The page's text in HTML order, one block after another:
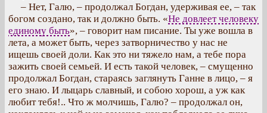
– Нет, Галю, – продолжал Богдан, удерживая ее, – так
богом создано, так и должно быть. «Не довлеет человеку
единому быть», – говорит нам писание. Ты уже вошла в
лета, а может быть, через затворничество у нас не
ищешь своей доли. Как это ни тяжело нам, а тебе пора
зажить своей семьей. И есть такой человек, – смущенно
продолжал Богдан, стараясь заглянуть Ганне в лицо, – я
его знаю. И лыцарь славный, и собою хорош, а уж как
любит тебя!.. Что ж молчишь, Галю? – продолжал он,